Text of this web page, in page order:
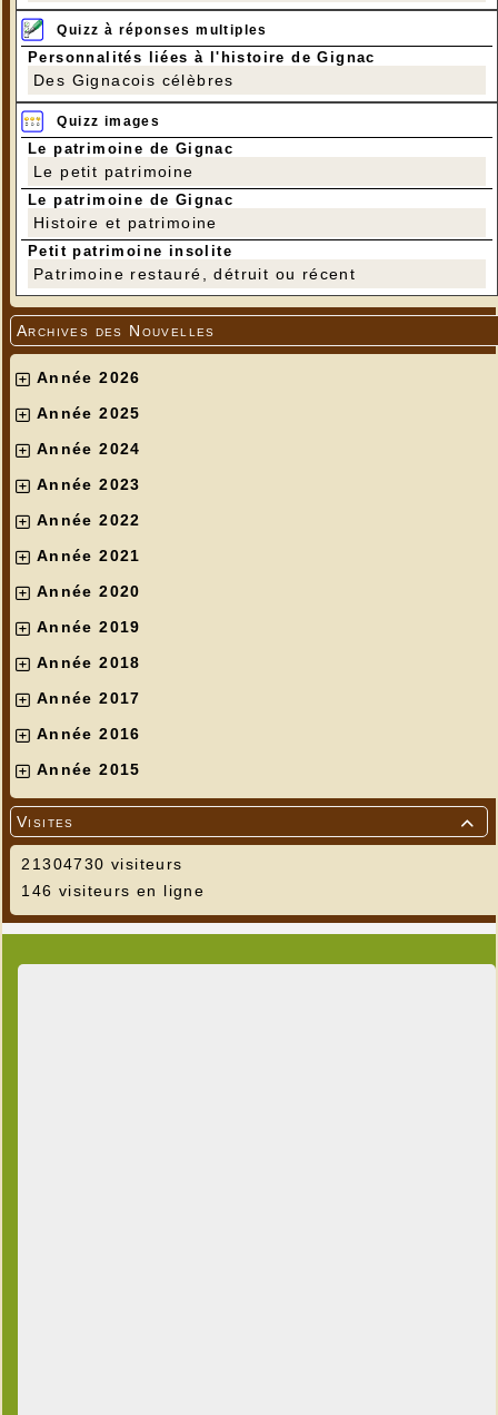
Quizz à réponses multiples
Personnalités liées à l'histoire de Gignac
Des Gignacois célèbres
Quizz images
Le patrimoine de Gignac
Le petit patrimoine
Le patrimoine de Gignac
Histoire et patrimoine
Petit patrimoine insolite
Patrimoine restauré, détruit ou récent
Archives des Nouvelles
Année 2026
Année 2025
Année 2024
Année 2023
Année 2022
Année 2021
Année 2020
Année 2019
Année 2018
Année 2017
Année 2016
Année 2015

Visites
21304730 visiteurs
146 visiteurs en ligne